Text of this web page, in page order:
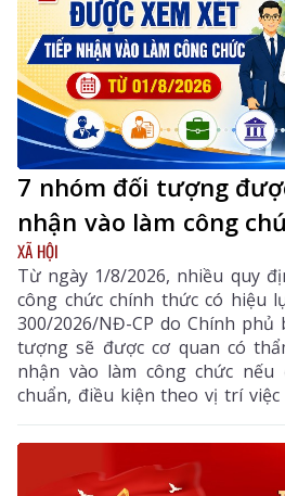
7 nhóm đối tượng
nhận vào làm công
XÃ HỘI
Từ ngày 1/8/2026, nhiều quy
công chức chính thức có hiệu
300/2026/NĐ-CP do Chính
tượng sẽ được cơ quan có
nhận vào làm công chức
chuẩn, điều kiện theo vị trí việc
những điểm mới đáng chú ý
nguồn nhân lực chất lượng cao